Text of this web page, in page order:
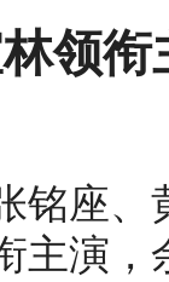
领
铭座
主演